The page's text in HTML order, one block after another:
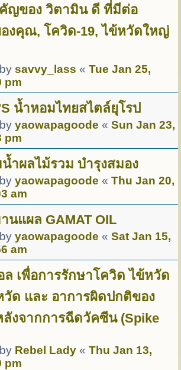
ญของ วิตามิน ดี ที่มีต่อ
งคุณ, โควิด-19, ไข้หวัดใหญ่
savvy_lass « Tue Jan 25,
pm
น้ำหอมไทยสไตล์ยุโรป
yaowapagoode « Sun Jan 23,
pm
น้ำผลไม้รวม บำรุงสมอง
yaowapagoode « Thu Jan 20,
am
นแผล GAMAT OIL
yaowapagoode « Sat Jan 15,
am
ล เพื่อการรักษาโควิด ไข้หวัด
ด และ อาการผิดปกติของ
ลังจากการฉีดวัคซีน (Spike
Rebel Lady « Thu Jan 13,
pm